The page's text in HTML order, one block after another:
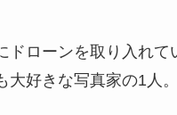
ドローンを取り入れて
大好きな写真家の1人。